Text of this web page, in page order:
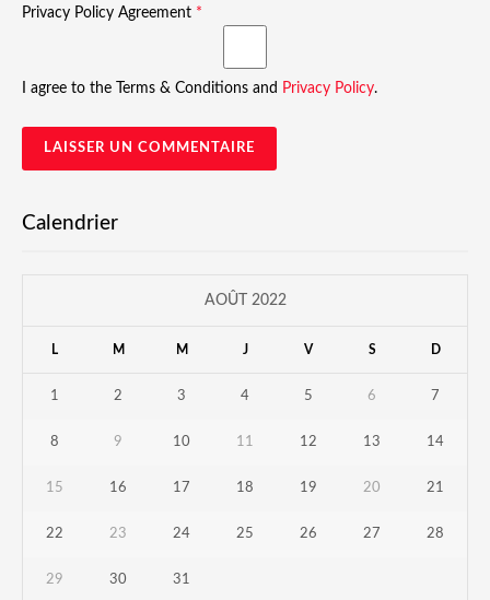
Privacy Policy Agreement *
I agree to the Terms & Conditions and Privacy Policy.
Calendrier
AOÛT 2022
L M M J V S D
1 2 3 4 5 6 7
8 9 10 11 12 13 14
15 16 17 18 19 20 21
22 23 24 25 26 27 28
29 30 31